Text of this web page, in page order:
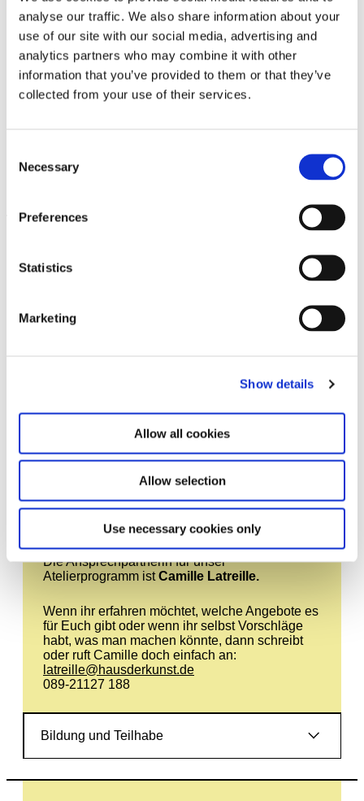
analyse our traffic. We also share information about your
use of our site with our social media, advertising and
analytics partners who may combine it with other
information that you’ve provided to them or that they’ve
collected from your use of their services.
Selection
Necessary
Preferences
Statistics
Marketing
Show details
Allow all cookies
Allow selection
Use necessary cookies only
Groß dazu eingeladen, sich praktisch mit einer
aktuellen Ausstellung zu beschäftigen. Kinder können
mit einer erwachsenen Begleitung ab 4 Jahren
teilnehmen.
2 Stunden | 10 € pro Person, Freie Teilnahme für
Jahreskartenbesitzer*innen
willkommen. Die Führungen sind interaktiv und
1 Stunde | 5 € zzgl. Eintritt pro Erwachsener, Freie
Termine
Die Ansprechpartnerin für unser
Atelierprogramm istCamille Latreille.
Wenn ihr erfahren möchtet, welche Angebote es
für Euch gibt oder wenn ihr selbst Vorschläge
habt, was man machen könnte, dann schreibt
oder ruft Camille doch einfach an:
latreille@hausderkunst.de
089-21127 188
Bildung und Teilhabe